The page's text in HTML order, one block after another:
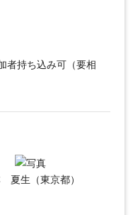
者持ち込み可（要相
夏生（東京都）